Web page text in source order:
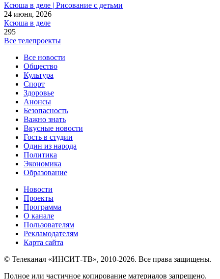
Ксюша в деле | Рисование с детьми
24 июня, 2026
Ксюша в деле
295
Все телепроекты
Все новости
Общество
Культура
Спорт
Здоровье
Анонсы
Безопасность
Важно знать
Вкусные новости
Гость в студии
Один из народа
Политика
Экономика
Образование
Новости
Проекты
Программа
О канале
Пользователям
Рекламодателям
Карта сайта
© Телеканал «ИНСИТ-ТВ», 2010-2026. Все права защищены.
Полное или частичное копирование материалов запрещено.